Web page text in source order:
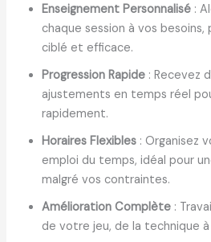
Enseignement Personnalisé:
chaque session à vos
ciblé et efficace.
Progression Rapide: Recevez
ajustements en temps réel
rapidement.
Horaires Flexibles: Organisez
emploi du temps, idéal pour
malgré vos contraintes.
Amélioration Complète:
de votre jeu, de la technique